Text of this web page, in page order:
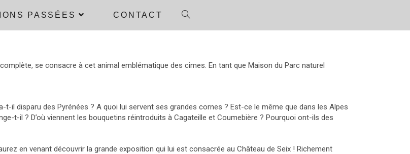
PASSÉES CONTACT
se consacre à cet animal emblématique des cimes. En tant que Maison du Parc naturel
t-il disparu des Pyrénées ? A quoi lui servent ses grandes cornes ? Est-ce le même que dans les Alpes
t-il ? D’où viennent les bouquetins réintroduits à Cagateille et Coumebière ? Pourquoi ont-ils des
en venant découvrir la grande exposition qui lui est consacrée au Château de Seix ! Richement